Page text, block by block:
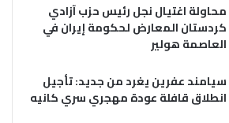
محاولة اغتيال نجل رئيس حزب آزادي
كردستان المعارض لحكومة إيران في
العاصمة هولير
سيامند عفرين يغرد من جديد: تأجيل
انطلاق قافلة عودة مهجري سري كانيه